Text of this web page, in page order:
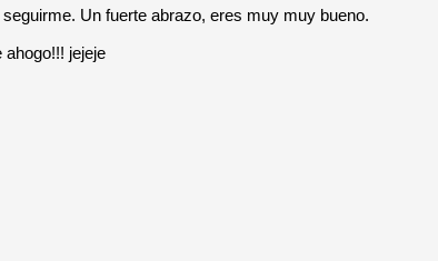
Un fuerte abrazo, eres muy muy bueno.
jejeje